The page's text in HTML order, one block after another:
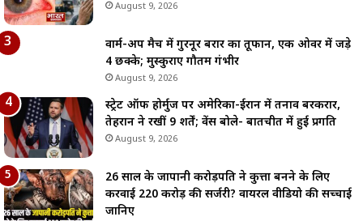
August 9, 2026
वार्म-अप मैच में गुरनूर बरार का तूफान, एक ओवर में जड़े
4 छक्के; मुस्कुराए गौतम गंभीर
August 9, 2026
स्ट्रेट ऑफ होर्मुज पर अमेरिका-ईरान में तनाव बरकरार,
तेहरान ने रखीं 9 शर्तें; वेंस बोले- बातचीत में हुई प्रगति
August 9, 2026
26 साल के जापानी करोड़पति ने कुत्ता बनने के लिए
करवाई 220 करोड़ की सर्जरी? वायरल वीडियो की सच्चाई
जानिए